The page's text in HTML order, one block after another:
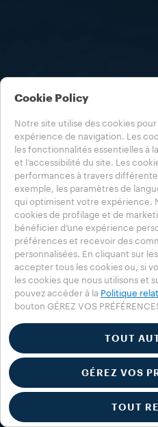
Cookie Policy
Notre site utilise des cookies
expérience de navigation. Les
les fonctionnalités essentielles à
et l’accessibilité du site. Les
performances à travers
exemple, les paramètres de
qui optimisent votre expérience.
cookies de profilage et de
bénéficier d’une expérience
préférences et recevoir des
personnalisées. En cliquant sur
accepter tous les cookies ou, si
les cookies que nous utilisons et
pouvez accéder à la Politique
bouton GÉREZ VOS
TOUT
GÉREZ VOS
TOUT